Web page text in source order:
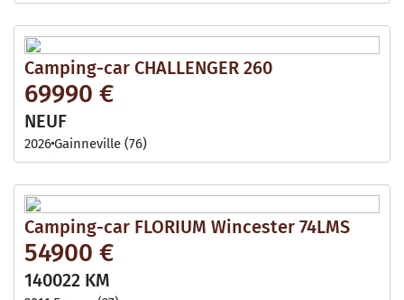
Camping-car CHALLENGER 260
69990 €
NEUF
2026Gainneville (76)
Camping-car FLORIUM Wincester 74LMS
54900 €
140022 KM